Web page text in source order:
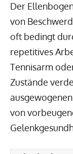
Der
von
oft bedingt
repetitives
Tennisarm
Zustände
von